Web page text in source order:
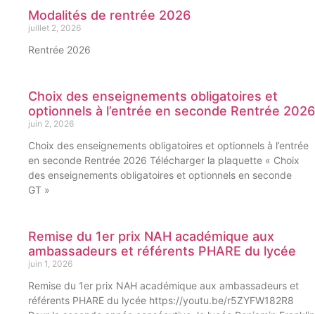
Modalités de rentrée 2026
juillet 2, 2026
Rentrée 2026
Choix des enseignements obligatoires et
optionnels à l’entrée en seconde Rentrée 2026
juin 2, 2026
Choix des enseignements obligatoires et optionnels à l’entrée
en seconde Rentrée 2026 Télécharger la plaquette « Choix
des enseignements obligatoires et optionnels en seconde
GT »
Remise du 1er prix NAH académique aux
ambassadeurs et référents PHARE du lycée
juin 1, 2026
Remise du 1er prix NAH académique aux ambassadeurs et
référents PHARE du lycée https://youtu.be/r5ZYFW182R8